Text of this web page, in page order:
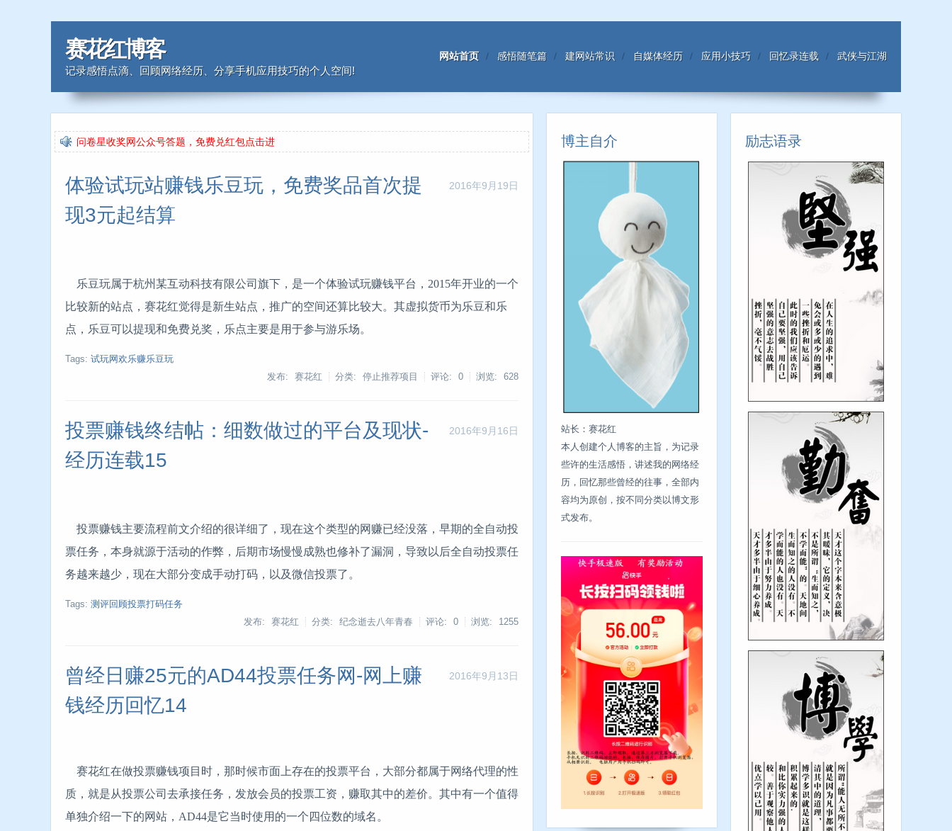
赛花红博客
记录感悟点滴、回顾网络经历、分享手机应用技巧的个人空间!
网站首页 感悟随笔篇 建网站常识 自媒体经历 应用小技巧 回忆录连载 武侠与江湖
问卷星收奖网公众号答题，免费兑红包点击进
2016年9月19日
体验试玩站赚钱乐豆玩，免费奖品首次提
现3元起结算
乐豆玩属于杭州某互动科技有限公司旗下，是一个体验试玩赚钱平台，2015年开业的一个
比较新的站点，赛花红觉得是新生站点，推广的空间还算比较大。其虚拟货币为乐豆和乐
点，乐豆可以提现和免费兑奖，乐点主要是用于参与游乐场。
Tags: 试玩网欢乐赚乐豆玩
发布: 赛花红
分类: 停止推荐项目 评论: 0 浏览: 628
2016年9月16日
投票赚钱终结帖：细数做过的平台及现状-
经历连载15
投票赚钱主要流程前文介绍的很详细了，现在这个类型的网赚已经没落，早期的全自动投
票任务，本身就源于活动的作弊，后期市场慢慢成熟也修补了漏洞，导致以后全自动投票任
务越来越少，现在大部分变成手动打码，以及微信投票了。
Tags: 测评回顾投票打码任务
发布: 赛花红
分类: 纪念逝去八年青春 评论: 0 浏览: 1255
2016年9月13日
曾经日赚25元的AD44投票任务网-网上赚
钱经历回忆14
赛花红在做投票赚钱项目时，那时候市面上存在的投票平台，大部分都属于网络代理的性
质，就是从投票公司去承接任务，发放会员的投票工资，赚取其中的差价。其中有一个值得
单独介绍一下的网站，AD44是它当时使用的一个四位数的域名。
博主自介
站长：赛花红
本人创建个人博客的主旨，为记录
些许的生活感悟，讲述我的网络经
历，回忆那些曾经的往事，全部内
容均为原创，按不同分类以博文形
式发布。
励志语录